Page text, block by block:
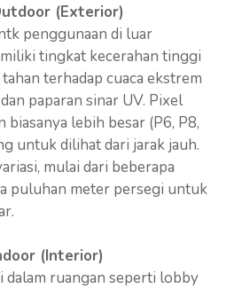
(Exterior)
penggunaan di luar
tingkat kecerahan tinggi
terhadap cuaca ekstrem
paparan sinar UV. Pixel
biasanya lebih besar (P6, P8,
untuk dilihat dari jarak jauh.
mulai dari beberapa
puluhan meter persegi untuk
(Interior)
dalam ruangan seperti lobby